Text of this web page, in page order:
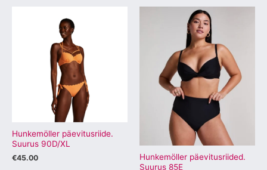
Hunkemöller päevitusriide.
Suurus 90D/XL
€45.00
tootel
mitu
varianti.
Valikuid
saab
teha
tootelehel.
Hunkemöller päevitusriided.
Suurus 85E
tootel
mitu
varianti.
Valikuid
saab
teha
tootelehel.